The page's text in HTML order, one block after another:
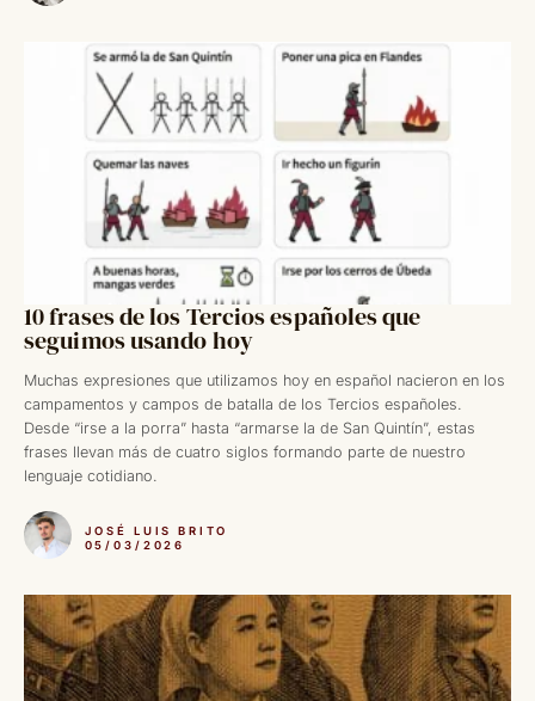
10 frases de los Tercios españoles que
seguimos usando hoy
Muchas expresiones que utilizamos hoy en español nacieron en los
campamentos y campos de batalla de los Tercios españoles.
Desde “irse a la porra” hasta “armarse la de San Quintín”, estas
frases llevan más de cuatro siglos formando parte de nuestro
lenguaje cotidiano.
JOSÉ LUIS BRITO
05/03/2026